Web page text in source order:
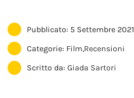
Pubblicato: 5 Settembre 2021
Categorie: Film,Recensioni
Scritto da:Giada Sartori